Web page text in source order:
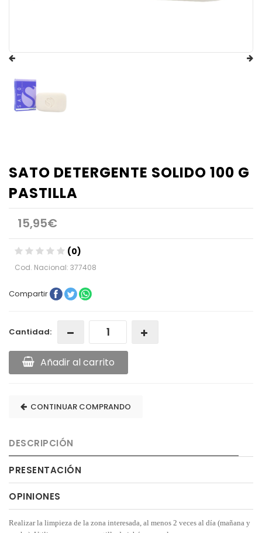
SATO DETERGENTE SOLIDO 100 G
PASTILLA
15,95€
(0)
Cod. Nacional: 377408
Compartir
Cantidad:
Añadir al carrito
CONTINUAR COMPRANDO
DESCRIPCIÓN
PRESENTACIÓN
OPINIONES
Realizar la limpieza de la zona interesada, al menos 2 veces al día (mañana y